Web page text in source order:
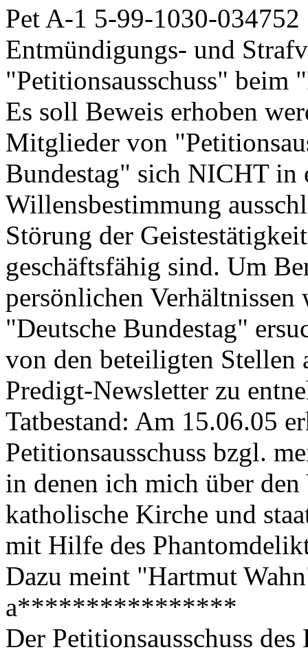
Pet A-1 5-99-1030-034752
Entmündigungs- und
"Petitionsausschuss" beim
Es soll Beweis erhoben
Mitglieder von
Bundestag" sich NICHT in
Willensbestimmung
Störung der
geschäftsfähig sind. Um
persönlichen
"Deutsche Bundestag"
von den beteiligten Stellen
Predigt-Newsletter zu
Tatbestand: Am 15.06.05
Petitionsausschuss bzgl.
in denen ich mich über
katholische Kirche und
mit Hilfe des
Dazu meint "Hartmut
a****************
Der Petitionsausschuss